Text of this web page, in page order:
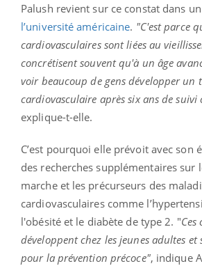
Palush revient sur ce constat dans un
l’université américaine. "C'est parce
cardiovasculaires sont liées au
concrétisent souvent qu'à un âge
voir beaucoup de gens développer un
cardiovasculaire après six ans de suivi
explique-t-elle.
C’est pourquoi elle prévoit avec son
des recherches supplémentaires sur
marche et les précurseurs des
cardiovasculaires comme
l'obésité et le diabète de type 2. "Ces
développent chez les jeunes adultes
pour la prévention précoce", indique